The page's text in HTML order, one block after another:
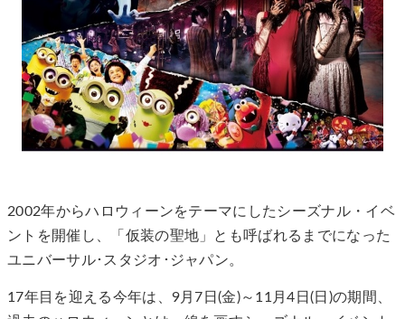
2002年からハロウィーンをテーマにしたシーズナル・イベ
ントを開催し、「仮装の聖地」とも呼ばれるまでになった
ユニバーサル･スタジオ･ジャパン。
17年目を迎える今年は、9月7日(金)～11月4日(日)の期間、